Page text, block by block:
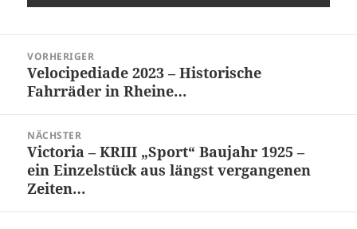
VORHERIGER
Vorheriger
Beitrag:
Velocipediade 2023 – Historische
Fahrräder in Rheine…
NÄCHSTER
Nächster
Beitrag:
Victoria – KRIII „Sport“ Baujahr 1925 –
ein Einzelstück aus längst vergangenen
Zeiten…